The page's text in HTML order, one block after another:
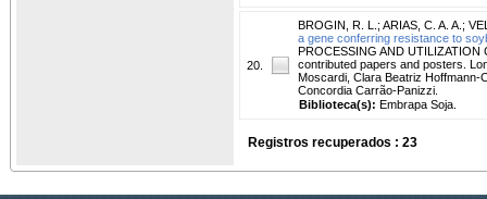
20.
BROGIN, R. L. ; ARIAS, C. A. A. ;
a gene conferring resistance to
PROCESSING AND
contributed papers and posters.
Moscardi, Clara Beatriz
Concordia Carrão-Panizzi.
Biblioteca(s): Embrapa Soja.
Registros recuperados : 23